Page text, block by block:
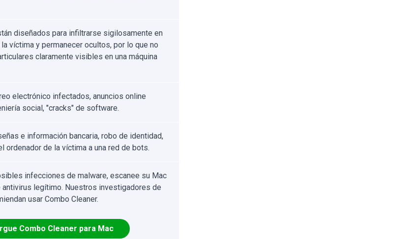
diseñados para infiltrarse sigilosamente en
víctima y permanecer ocultos, por lo que no
claramente visibles en una máquina
electrónico infectados, anuncios online
social, "cracks" de software.
e información bancaria, robo de identidad,
ordenador de la víctima a una red de bots.
infecciones de malware, escanee su Mac
antivirus legítimo. Nuestros investigadores de
usar Combo Cleaner.
Combo Cleaner para Mac